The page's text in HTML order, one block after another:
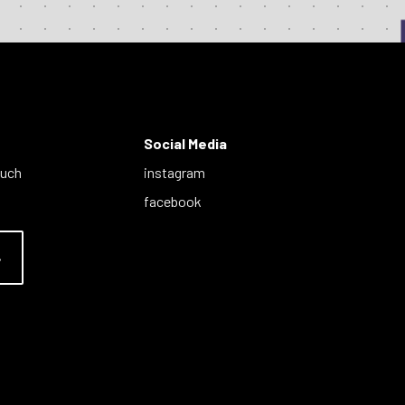
Social Media
instagram
facebook